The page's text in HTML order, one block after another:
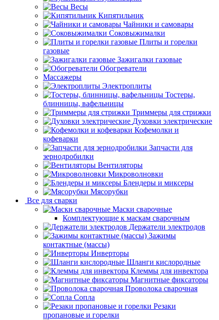
Весы
Кипятильник
Чайники и самовары
Соковыжималки
Плиты и горелки
газовые
Зажигалки газовые
Обогреватели
Массажеры
Электроплиты
Тостеры,
блинницы, вафельницы
Триммеры для стрижки
Духовки электрические
Кофемолки и
кофеварки
Запчасти для
зернодробилки
Вентиляторы
Микроволновки
Блендеры и миксеры
Мясорубки
Все для сварки
Маски сварочные
Комплектующие к маскам сварочным
Держатели электродов
Зажимы
контактные (массы)
Инверторы
Шланги кислородные
Клеммы для инвектора
Магнитные фиксаторы
Проволока сварочная
Сопла
Резаки
пропановые и горелки